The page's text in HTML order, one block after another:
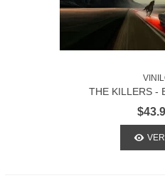
THE KILLERS -